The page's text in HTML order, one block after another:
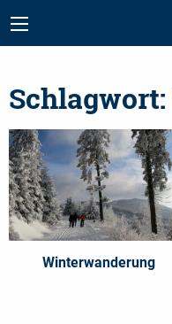
Schlagwort:
Winterwanderung